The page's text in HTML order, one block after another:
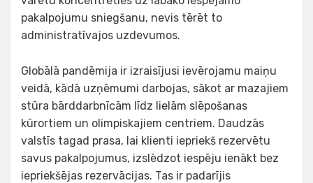
pakalpojumu sniegšanu, nevis tērēt to
administratīvajos uzdevumos.
Globālā pandēmija ir izraisījusi ievērojamu maiņu
veidā, kādā uzņēmumi darbojas, sākot ar mazajiem
stūra bārddarbnīcām līdz lielām slēpošanas
kūrortiem un olimpiskajiem centriem. Daudzās
valstīs tagad prasa, lai klienti iepriekš rezervētu
savus pakalpojumus, izslēdzot iespēju ienākt bez
iepriekšējas rezervācijas. Tas ir padarījis